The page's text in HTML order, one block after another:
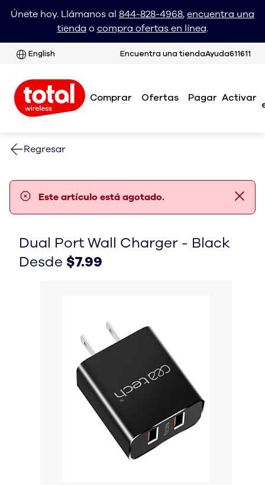
Únete hoy. Llámanos al 844-828-4968,encuentra una
tienda o compra ofertas en línea.
English Encuentra una tiendaAyuda611611
Comprar Ofertas Pagar Activar
Regresar
error notification
Este artículo está agotado.
Dual Port Wall Charger - Black
From $7.99
Desde $7.99
Desde $7.99